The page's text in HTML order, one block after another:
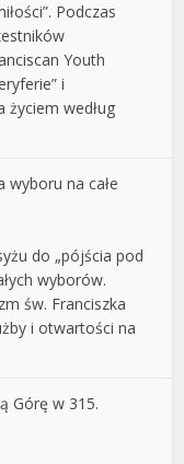
Podczas
Youth
i
życiem według
wyboru na całe
do „pójścia pod
wyborów.
św. Franciszka
i otwartości na
Górę w 315.